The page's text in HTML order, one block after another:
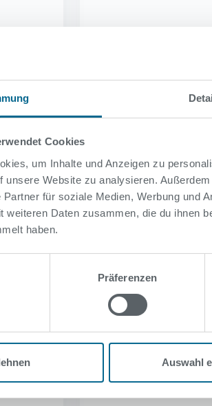
Cookies
um Inhalte und Anzeigen zu
unsere Website zu analysieren.
Partner für soziale Medien, Werbung und
weiteren Daten zusammen, die du ihnen
haben.
Präferenzen
Auswahl
Mit dem Super-
2026/2027
Freibad